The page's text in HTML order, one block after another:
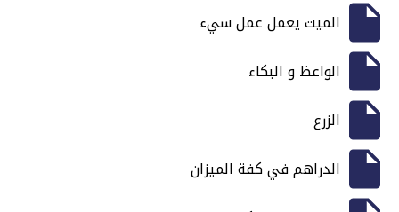
الميت يعمل عمل سيء
الواعظ و البكاء
الزرع
الدراهم في كفة الميزان